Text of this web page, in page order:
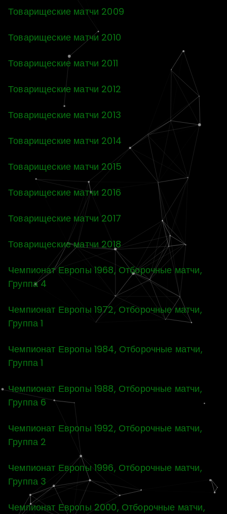
Товарищеские матчи 2009
Товарищеские матчи 2010
Товарищеские матчи 2011
Товарищеские матчи 2012
Товарищеские матчи 2013
Товарищеские матчи 2014
Товарищеские матчи 2015
Товарищеские матчи 2016
Товарищеские матчи 2017
Товарищеские матчи 2018
Чемпионат Европы 1968, Отборочные матчи,
Группа 4
Чемпионат Европы 1972, Отборочные матчи,
Группа 1
Чемпионат Европы 1984, Отборочные матчи,
Группа 1
Чемпионат Европы 1988, Отборочные матчи,
Группа 6
Чемпионат Европы 1992, Отборочные матчи,
Группа 2
Чемпионат Европы 1996, Отборочные матчи,
Группа 3
Чемпионат Европы 2000, Отборочные матчи,